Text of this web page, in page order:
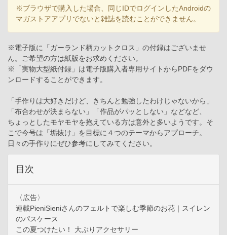
※ブラウザで購入した場合、同じIDでログインしたAndroidの
マガストアアプリでないと雑誌を読むことができません。
※電子版に「ガーランド柄カットクロス」の付録はございませ
ん。ご希望の方は紙版をお求めください。
※「実物大型紙付録」は電子版購入者専用サイトからPDFをダウ
ンロードすることができます。
「手作りは大好きだけど、きちんと勉強したわけじゃないから」
「布合わせが決まらない」「作品がパッとしない」などなど、
ちょっとしたモヤモヤを抱えている方は意外と多いようです。そ
こで今号は「垢抜け」を目標に４つのテーマからアプローチ。
日々の手作りにぜひ参考にしてみてください。
目次
〈広告〉
連載PieniSieniさんのフェルトで楽しむ季節のお花｜スイレン
のパスケース
この夏つけたい！ 大ぶりアクセサリー